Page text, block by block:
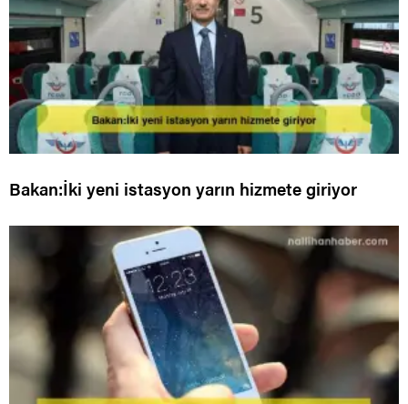
Bakan:İki yeni istasyon yarın hizmete giriyor